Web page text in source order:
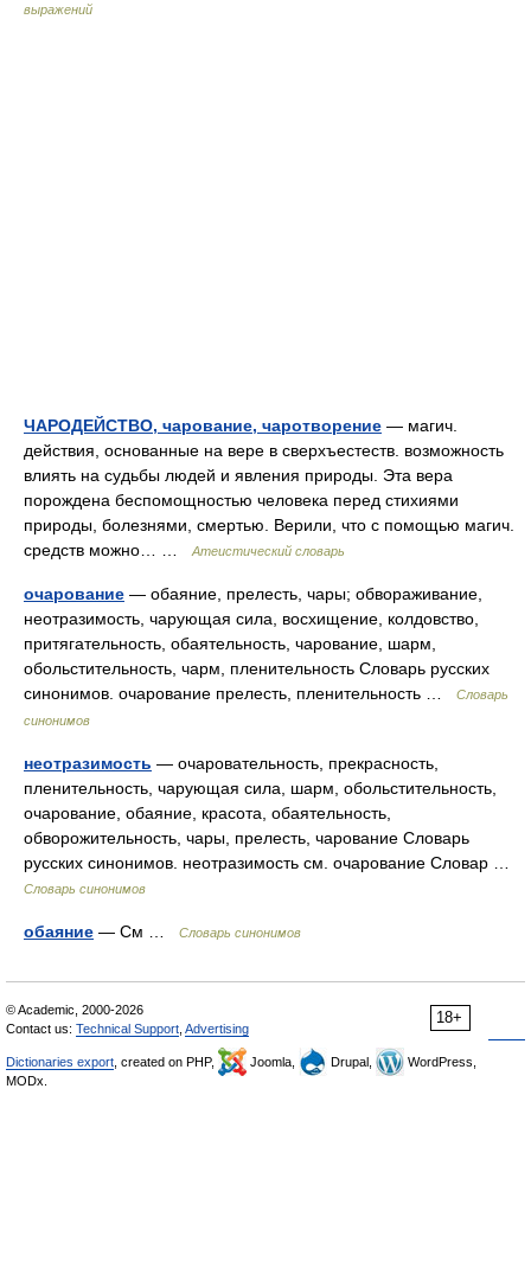
выражений
ЧАРОДЕЙСТВО, чарование, чаротворение — магич.
действия, основанные на вере в сверхъестеств. возможность
влиять на судьбы людей и явления природы. Эта вера
порождена беспомощностью человека перед стихиями
природы, болезнями, смертью. Верили, что с помощью магич.
средств можно… …
Атеистический словарь
очарование — обаяние, прелесть, чары; обвораживание,
неотразимость, чарующая сила, восхищение, колдовство,
притягательность, обаятельность, чарование, шарм,
обольстительность, чарм, пленительность Словарь русских
синонимов. очарование прелесть, пленительность …
Словарь
синонимов
неотразимость — очаровательность, прекрасность,
пленительность, чарующая сила, шарм, обольстительность,
очарование, обаяние, красота, обаятельность,
обворожительность, чары, прелесть, чарование Словарь
русских синонимов. неотразимость см. очарование Словар …
Словарь синонимов
обаяние — См … Словарь синонимов
18+
© Academic, 2000-2026
Contact us: Technical Support Advertising
Dictionaries export , created on PHP, Joomla, Drupal,
WordPress,
MODx.